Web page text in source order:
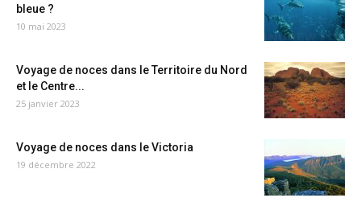
bleue ?
10 mai 2023
Voyage de noces dans le Territoire du Nord
et le Centre...
25 janvier 2023
Voyage de noces dans le Victoria
19 décembre 2022